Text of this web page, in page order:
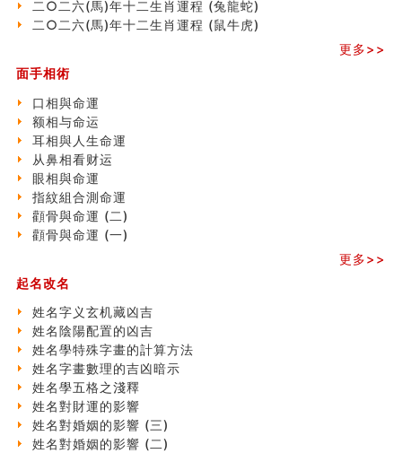
商舖選址的風水講究 (下)
刘燮鈞讲人相 手纹与命运(一)
玄空本义 (二)
大門風水五大禁忌！大門風水擺設？門中門風水解方？
出现这几种面相桃花泛
寓意好的五行属水的汉字有哪些？五行属水的汉字大全
玄空本义 (一)
＂天下第一关＂的由来
无名指长的人有艺术天赋？手指长短能看出什么？
六爻測住宅風水 (三)
別再一知半解！正解住宅風水十大禁忌
姓名學特殊字畫的計算方法
風水辟邪大全
七夕节 我国唯一一个以女性为主角传统节日
手指饱满福运加身，这种手相福运在何处？
八字铁口直断经验总结五十条
《高岛易断》(四)
民間風水知識九十四條
马斯克八字分析
饭店餐馆风水布局知识
六爻占卜中如何预测官运、事业运？
二○二六(馬)年十二生肖運程 (兔龍蛇)
二○二六(馬)年十二生肖運程 (鼠牛虎)
更多>>
面手相術
口相與命運
额相与命运
耳相與人生命運
从鼻相看财运
眼相與命運
指紋組合測命運
顴骨與命運 (二)
顴骨與命運 (一)
更多>>
起名改名
姓名字义玄机藏凶吉
姓名陰陽配置的凶吉
姓名學特殊字畫的計算方法
姓名字畫數理的吉凶暗示
姓名學五格之淺釋
姓名對財運的影響
姓名對婚姻的影響 (三)
姓名對婚姻的影響 (二)